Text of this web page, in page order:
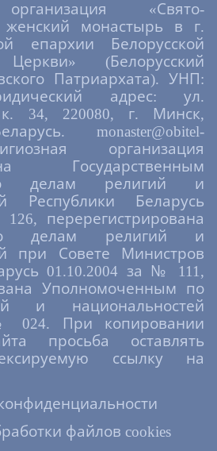
«Свято-
женский монастырь в г.
епархии Белорусской
Церкви» (Белорусский
Патриархата). УНП:
адрес: ул.
к. 34, 220080, г. Минск,
monaster@obitel-
организация
Государственным
делам религий и
Республики Беларусь
перерегистрирована
делам религий и
при Совете Министров
01.10.2004 за № 111,
Уполномоченным по
и национальностей
024. При копировании
просьба оставлять
ссылку на
файлов cookies